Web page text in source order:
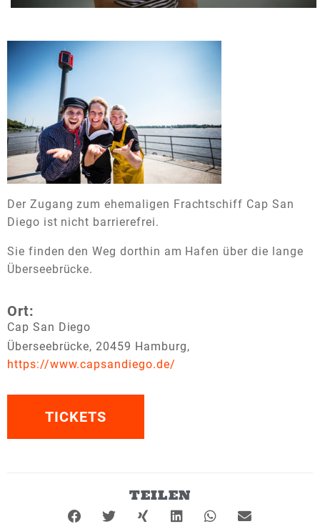
Der Zugang zum ehemaligen Frachtschiff Cap San
Diego ist nicht barrierefrei.
Sie finden den Weg dorthin am Hafen über die lange
Überseebrücke.
Ort:
Cap San Diego
Überseebrücke, 20459 Hamburg,
https://www.capsandiego.de/
TICKETS
TEILEN